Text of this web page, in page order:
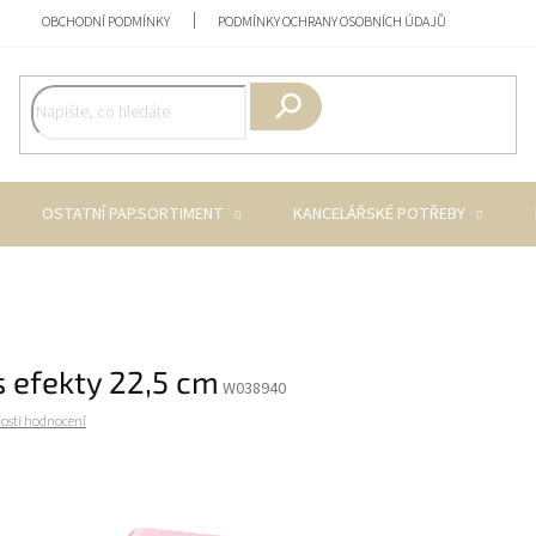
OBCHODNÍ PODMÍNKY PODMÍNKY OCHRANY OSOBNÍCH ÚDAJŮ
OSTATNÍ PAP.SORTIMENT KANCELÁŘSKÉ POTŘEBY
efekty 22,5 cm W038940
hodnocení